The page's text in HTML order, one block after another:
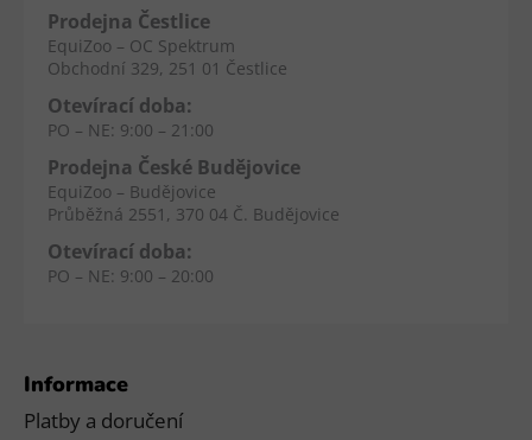
Informace
Platby a doručení
Prodejna Čestlice
EquiZoo – OC Spektrum
Obchodní 329, 251 01 Čestlice
Otevírací doba:
PO – NE: 9:00 – 21:00
Prodejna České Budějovice
EquiZoo – Budějovice
Průběžná 2551, 370 04 Č. Budějovice
Otevírací doba:
PO – NE: 9:00 – 20:00